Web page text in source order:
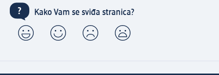
Kako Vam se sviđa stranica?